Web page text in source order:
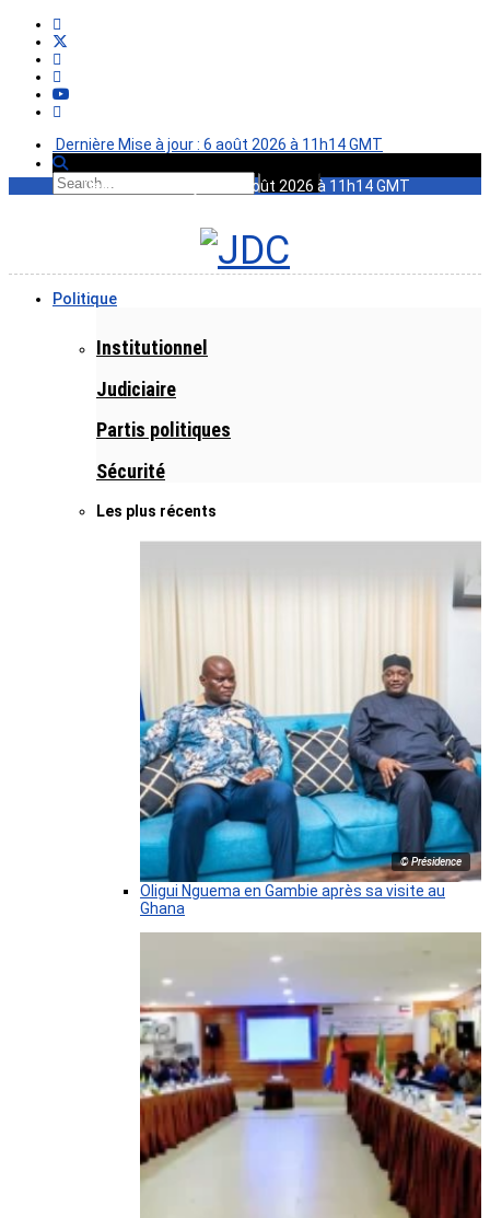
Dernière Mise à jour : 6 août 2026 à 11h14 GMT
Dernière Mise à jour : 6 août 2026 à 11h14 GMT
Politique
Institutionnel
Judiciaire
Partis politiques
Sécurité
Les plus récents
© Présidence
Oligui Nguema en Gambie après sa visite au
Ghana